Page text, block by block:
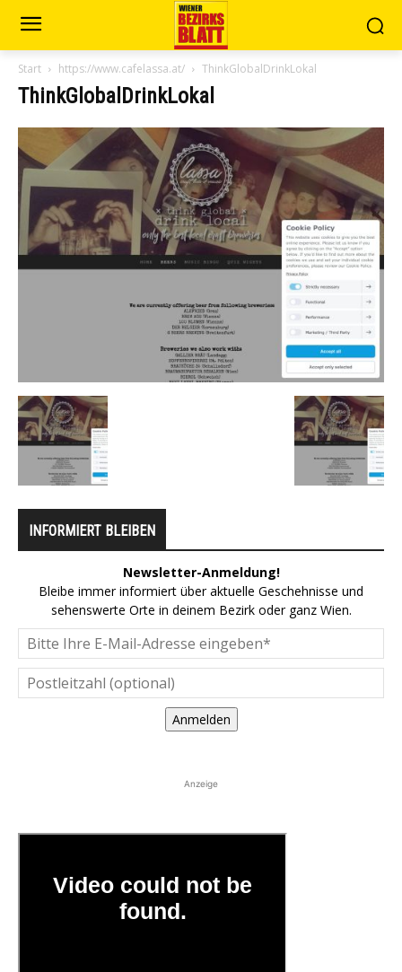
Start https://www.cafelassa.at/ ThinkGlobalDrinkLokal
ThinkGlobalDrinkLokal
INFORMIERT BLEIBEN
Newsletter-Anmeldung!
Bleibe immer informiert über aktuelle Geschehnisse und
sehenswerte Orte in deinem Bezirk oder ganz Wien.
Anmelden
Anzeige